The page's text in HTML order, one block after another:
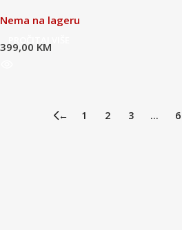
Nema na lageru
399,00 KM
← 1 2 3 … 6